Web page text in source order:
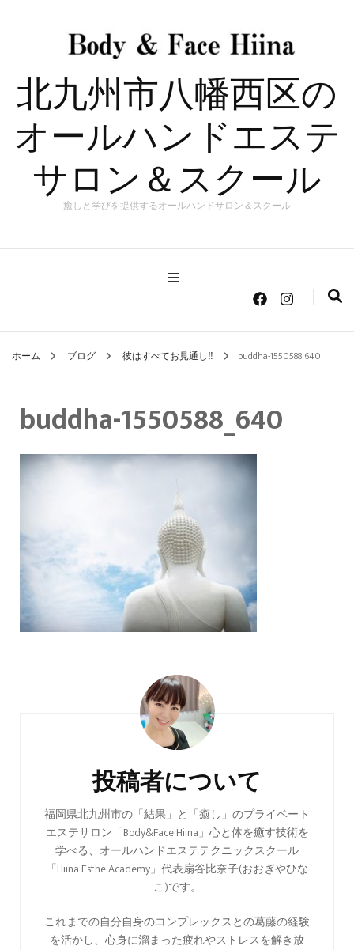
北九州市八幡西区の
オールハンドエステ
サロン＆スクール
癒しと学びを提供するオールハンドサロン＆スクール
ホーム ブログ 彼はすべてお見通し‼ buddha-1550588_640
buddha-1550588_640
投稿者について
福岡県北九州市の「結果」と「癒し」のプライベート
エステサロン「Body&Face Hiina」心と体を癒す技術を
学べる、オールハンドエステテクニックスクール
「Hiina Esthe Academy」代表扇谷比奈子(おおぎやひな
こ)です。
これまでの自分自身のコンプレックスとの葛藤の経験
を活かし、心身に溜まった疲れやストレスを解き放